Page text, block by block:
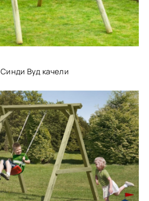
Синди Вуд качели